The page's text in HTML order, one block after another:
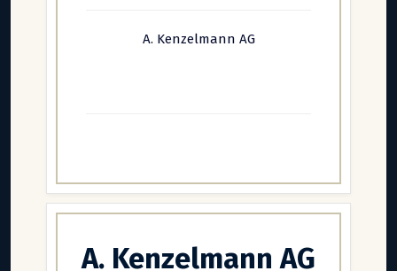
A. Kenzelmann AG
A. Kenzelmann AG